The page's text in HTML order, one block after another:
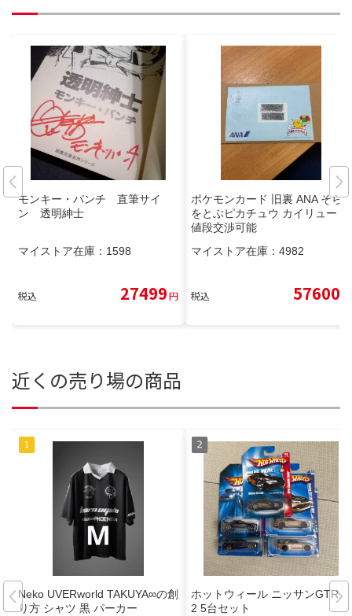
モンキー・パンチ 直筆サイ
ン 透明紳士
マイストア在庫： 1598
税込 27499円
ポケモンカード 旧裏 ANA そら
をとぶピカチュウ カイリュー
値段交渉可能
マイストア在庫： 4982
税込 57600
近くの売り場の商品
Neko UVERworld TAKUYA∞の創
り方 シャツ 黒 パーカー
ホットウィール ニッサンGTR 3
2 5台セット